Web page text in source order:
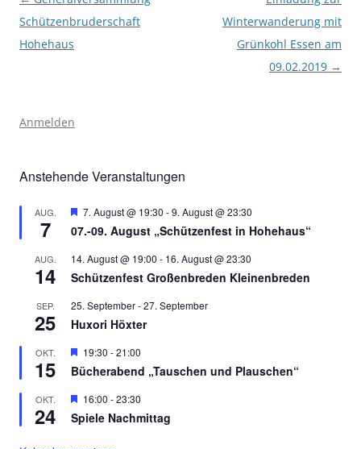
Schützenbruderschaft
Hohehaus
Winterwanderung mit
Grünkohl Essen am
09.02.2019 →
Anmelden
Anstehende Veranstaltungen
AUG.
7
Hervorgehoben
7. August @ 19:30 -9. August @ 23:30
07.-09. August „Schützenfest in Hohehaus“
AUG.
14
14. August @ 19:00 - 16. August @ 23:30
Schützenfest Großenbreden Kleinenbreden
SEP.
25
25. September-27. September
Huxori Höxter
OKT.
15
Hervorgehoben
19:30 -21:00
Bücherabend „Tauschen und Plauschen“
OKT.
24
Hervorgehoben
16:00 -23:30
Spiele Nachmittag